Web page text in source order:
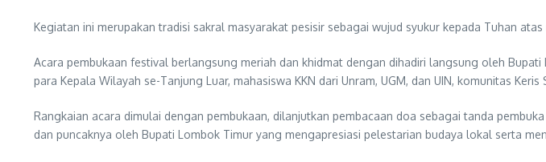
Kegiatan ini merupakan tradisi sakral masyarakat pesisir sebagai wujud syukur kepada Tuhan
Acara pembukaan festival berlangsung meriah dan khidmat dengan dihadiri langsung oleh
para Kepala Wilayah se-Tanjung Luar, mahasiswa KKN dari Unram, UGM, dan UIN, komunitas
Rangkaian acara dimulai dengan pembukaan, dilanjutkan pembacaan doa sebagai tanda
dan puncaknya oleh Bupati Lombok Timur yang mengapresiasi pelestarian budaya lokal serta